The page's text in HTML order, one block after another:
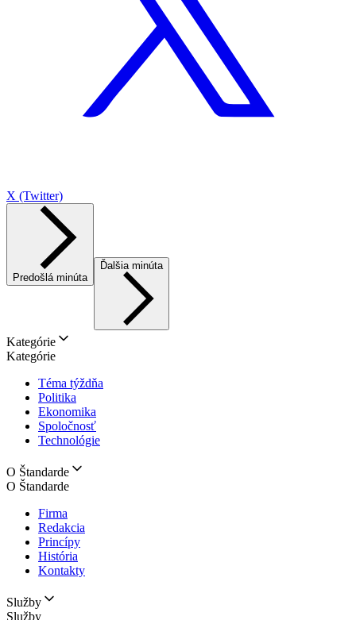
X (Twitter)
Predošlá minúta
Ďalšia minúta
Kategórie
Kategórie
Téma týždňa
Politika
Ekonomika
Spoločnosť
Technológie
O Štandarde
O Štandarde
Firma
Redakcia
Princípy
História
Kontakty
Služby
Služby